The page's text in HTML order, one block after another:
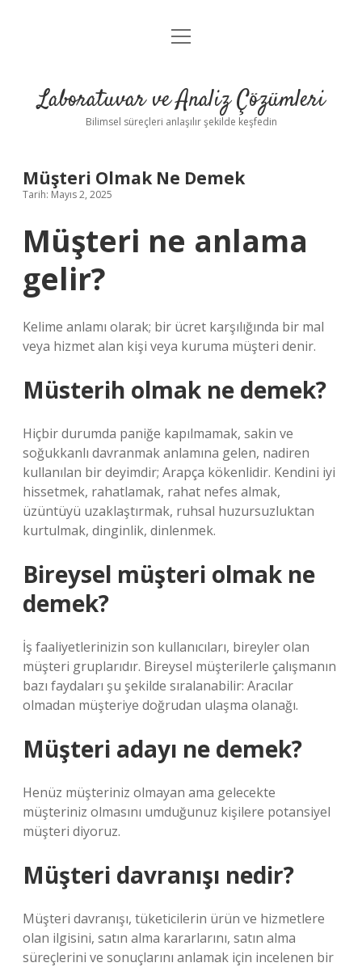
Anasayfa
Yasal Uyarı
menüyü
Laboratuvar ve Analiz Çözümleri
Bilimsel süreçleri anlaşılır şekilde keşfedin
Müşteri Olmak Ne Demek
Tarih: Mayıs 2, 2025
Müşteri ne anlama
gelir?
Kelime anlamı olarak; bir ücret karşılığında bir mal
veya hizmet alan kişi veya kuruma müşteri denir.
Müsterih olmak ne demek?
Hiçbir durumda paniğe kapılmamak, sakin ve
soğukkanlı davranmak anlamına gelen, nadiren
kullanılan bir deyimdir; Arapça kökenlidir. Kendini iyi
hissetmek, rahatlamak, rahat nefes almak,
üzüntüyü uzaklaştırmak, ruhsal huzursuzluktan
kurtulmak, dinginlik, dinlenmek.
Bireysel müşteri olmak ne
demek?
İş faaliyetlerinizin son kullanıcıları, bireyler olan
müşteri gruplarıdır. Bireysel müşterilerle çalışmanın
bazı faydaları şu şekilde sıralanabilir: Aracılar
olmadan müşteriye doğrudan ulaşma olanağı.
Müşteri adayı ne demek?
Henüz müşteriniz olmayan ama gelecekte
müşteriniz olmasını umduğunuz kişilere potansiyel
müşteri diyoruz.
Müşteri davranışı nedir?
Müşteri davranışı, tüketicilerin ürün ve hizmetlere
olan ilgisini, satın alma kararlarını, satın alma
süreçlerini ve sonuçlarını anlamak için incelenen bir